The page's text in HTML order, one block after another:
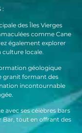
:
des Îles Vierges
comme Cane
également explorer
culture locale.
géologique
granit formant des
incontournable
avec ses célèbres bars
Bar, tout en offrant des